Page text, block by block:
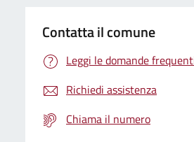
Contatta il comune
Leggi le domande
Richiedi assistenza
Chiama il numero